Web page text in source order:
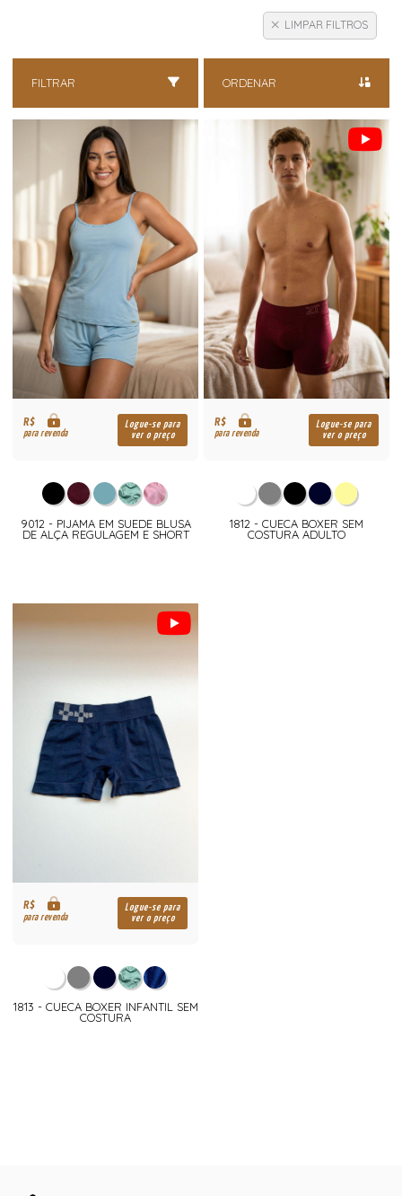
LIMPAR FILTROS
FILTRAR ORDENAR
R$
para revenda
Logue-se para
ver o preço
9012 - PIJAMA EM SUEDE BLUSA
DE ALÇA REGULAGEM E SHORT
R$
para revenda
Logue-se para
ver o preço
1812 - CUECA BOXER SEM
COSTURA ADULTO
R$
para revenda
Logue-se para
ver o preço
1813 - CUECA BOXER INFANTIL SEM
COSTURA